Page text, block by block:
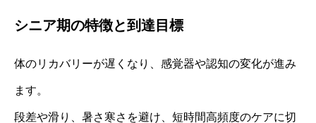
シニア期の特徴と到達目標
体のリカバリーが遅くなり、感覚器や認知の変化が進み
ます。
段差や滑り、暑さ寒さを避け、短時間高頻度のケアに切